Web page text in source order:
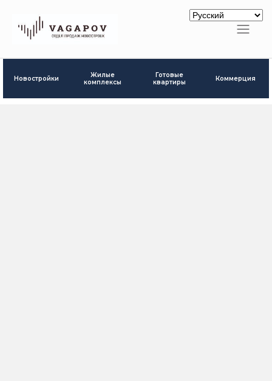
Новостройки
Жилые
комплексы
Готовые
квартиры
Коммерция